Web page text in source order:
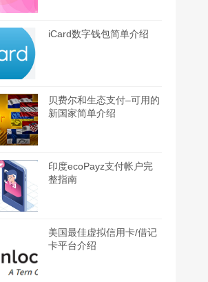
iCard数字钱包简单介绍
贝费尔和生态支付–可用的
新国家简单介绍
印度ecoPayz支付帐户完
整指南
美国最佳虚拟信用卡/借记
卡平台介绍